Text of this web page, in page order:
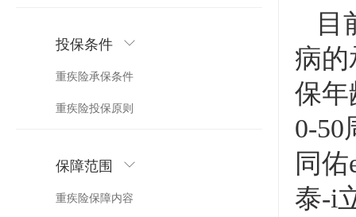
投保条件
重疾险承保条件
重疾险投保原则
保障范围
重疾险保障内容
目
病的
保年
0-50
同
泰-i